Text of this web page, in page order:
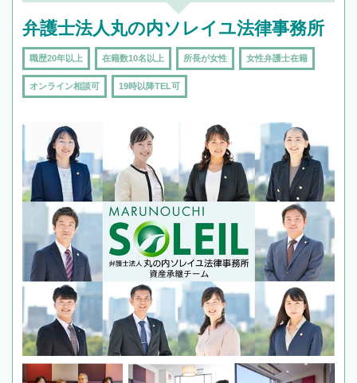
弁護士法人丸の内ソレイユ法律事務所
職歴20年以上 在籍数10名以上 所長が女性 女性弁護士在籍
オンライン相談可 19時以降TEL可